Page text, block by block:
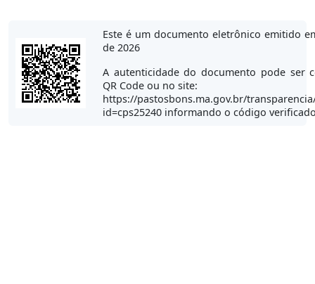
Este é um documento eletrônico emitido
de 2026
A autenticidade do documento pode ser
QR Code ou no site:
https://pastosbons.ma.gov.br/
id=cps25240 informando o código